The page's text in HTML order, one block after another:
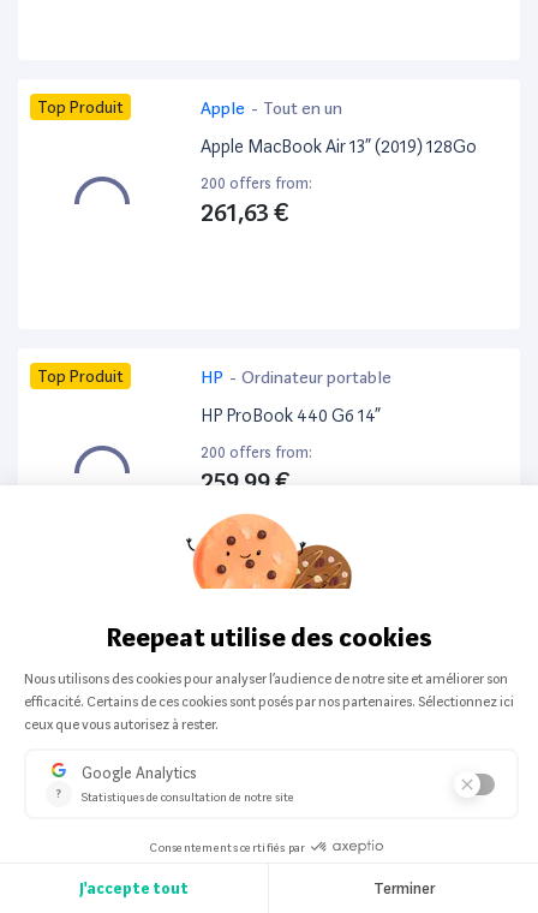
Top Produit Apple - Tout en un
Apple MacBook Air 13” (2019) 128Go
200 offers from:
261,63 €
Top Produit HP - Ordinateur portable
HP ProBook 440 G6 14”
200 offers from:
259,99 €
Top Produit HP- Ordinateur portable
HP ProBook 650 G8 14”
199 offers from: